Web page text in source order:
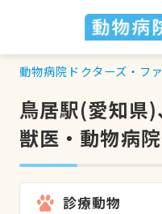
動物病院ドクターズ・フ
鳥居駅(愛知県
獣医・動物病
診療動物